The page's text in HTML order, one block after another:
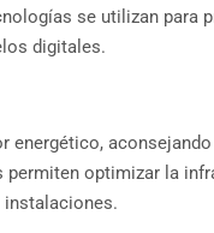
se utilizan para
digitales.
optimizar la
instalaciones.